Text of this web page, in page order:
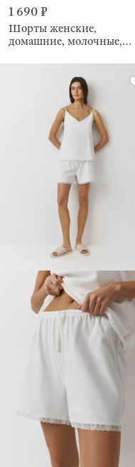
1 690 ₽
Шорты женские,
домашние, молочные,